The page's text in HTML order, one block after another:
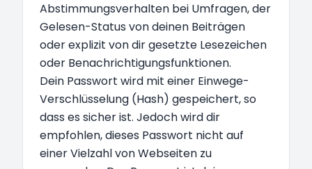
Abstimmungsverhalten bei Umfragen, der
Gelesen-Status von deinen Beiträgen
oder explizit von dir gesetzte Lesezeichen
oder Benachrichtigungsfunktionen.
Dein Passwort wird mit einer Einwege-
Verschlüsselung (Hash) gespeichert, so
dass es sicher ist. Jedoch wird dir
empfohlen, dieses Passwort nicht auf
einer Vielzahl von Webseiten zu